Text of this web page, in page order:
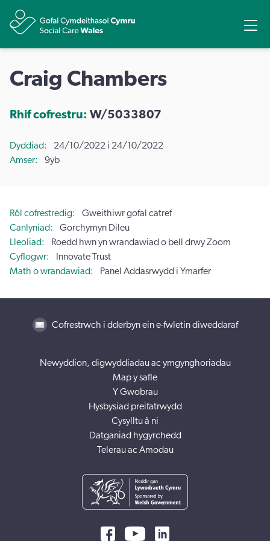
Craig Chambers
Rhif cofrestru: W/5033807
Dyddiad
24/10/2022 i 24/10/2022
Amser
9yb
Rôl cofrestredig
Gweithiwr gofal catref
Canlyniad
Gorchymyn Dileu
Lleoliad
Roedd hwn yn wrandawiad o bell drwy Zoom
Cyflogwr
Innovate Trust
Math o wrandawiad
Panel Addasrwydd i Ymarfer
Cofrestrwch i dderbyn ein e-fwletin diweddaraf
Newyddion, digwyddiadau ac ymgynghoriadau
Map y safle
Y Gwobrau
Hysbysiad preifatrwydd
Cysylltu â ni
Datganiad hygyrchedd
Telerau ac Amodau